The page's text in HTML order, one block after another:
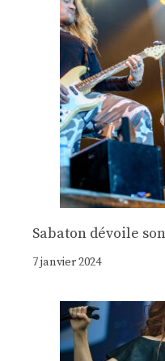
Sabaton dévoile
7 janvier 2024